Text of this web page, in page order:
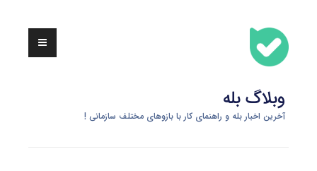
content
وبلاگ بله
آخرین اخبار بله و راهنمای کار با بازوهای مختلف سازمانی !